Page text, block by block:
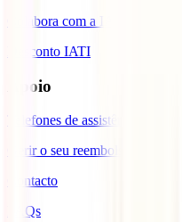
Colabora com a IATI
Desconto IATI
Apoio
Telefones de assistência
Gerir o seu reembolso
Contacto
FAQs